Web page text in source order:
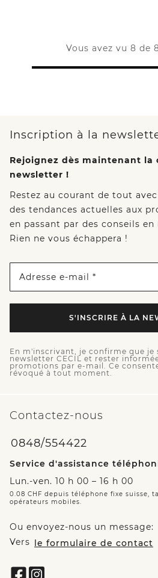
Vous avez vu 8 de
Inscription à la
Rejoignez dès maintenant la
newsletter !
Restez au courant de tout
des tendances actuelles aux
en passant par des conseils
Rien ne vous échappera !
Adresse e-mail *
S'INSCRIRE À LA
En m'inscrivant, je confirme que je
newsletter CECIL et rester
promotions par e-mail. Ce
révoqué à tout moment.
Contactez-nous
0848/554422
Service d'assistance
Lun.-ven. 10 h 00 – 16 h 00
0.08 CHF depuis téléphone fixe suisse,
opérateurs mobiles.
Ou envoyez-nous un message:
Vers
le formulaire de contact